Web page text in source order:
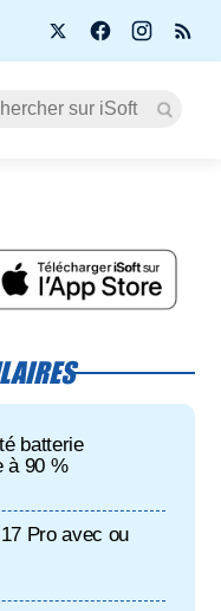
batterie
à 90 %
Pro avec ou